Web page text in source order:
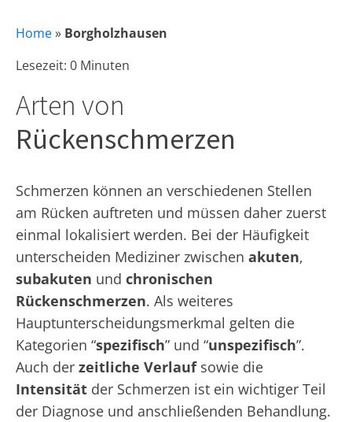
Home» Borgholzhausen
Lesezeit: 0 Minuten
Arten von
Rückenschmerzen
Schmerzen können an verschiedenen Stellen
am Rücken auftreten und müssen daher zuerst
einmal lokalisiert werden. Bei der Häufigkeit
unterscheiden Mediziner zwischen akuten,
subakuten und chronischen
Rückenschmerzen. Als weiteres
Hauptunterscheidungsmerkmal gelten die
Kategorien “spezifisch” und “unspezifisch”.
Auch der zeitliche Verlauf sowie die
Intensität der Schmerzen ist ein wichtiger Teil
der Diagnose und anschließenden Behandlung.